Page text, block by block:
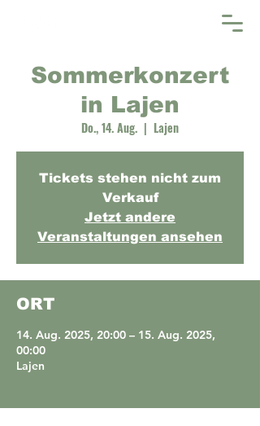
Sommerkonzert
in Lajen
Do., 14. Aug.
  |
Lajen
Tickets stehen nicht zum
Verkauf
Jetzt andere
Veranstaltungen ansehen
ORT
14. Aug. 2025, 20:00 – 15. Aug. 2025,
00:00
Lajen